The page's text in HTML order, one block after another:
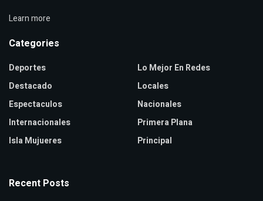
Learn more
Categories
Deportes
Destacado
Espectaculos
Internacionales
Isla Mujueres
Lo Mejor En Redes
Locales
Nacionales
Primera Plana
Principal
Recent Posts